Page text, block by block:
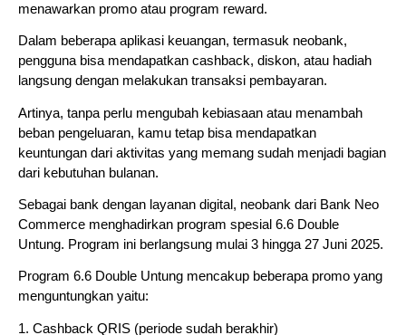
menawarkan promo atau program reward.
Dalam beberapa aplikasi keuangan, termasuk neobank,
pengguna bisa mendapatkan cashback, diskon, atau hadiah
langsung dengan melakukan transaksi pembayaran.
Artinya, tanpa perlu mengubah kebiasaan atau menambah
beban pengeluaran, kamu tetap bisa mendapatkan
keuntungan dari aktivitas yang memang sudah menjadi bagian
dari kebutuhan bulanan.
Sebagai bank dengan layanan digital, neobank dari Bank Neo
Commerce menghadirkan program spesial 6.6 Double
Untung. Program ini berlangsung mulai 3 hingga 27 Juni 2025.
Program 6.6 Double Untung mencakup beberapa promo yang
menguntungkan yaitu:
1. Cashback QRIS (periode sudah berakhir)